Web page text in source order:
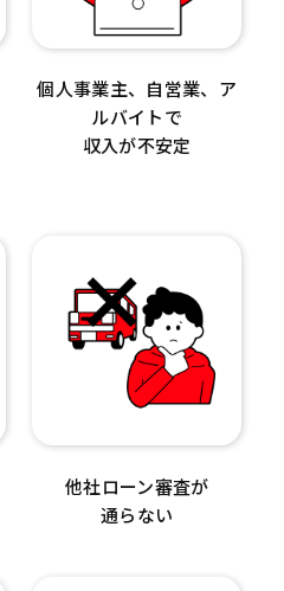
個人事業主、自営業、ア
ルバイトで
収入が不安定
他社ローン審査が
通らない